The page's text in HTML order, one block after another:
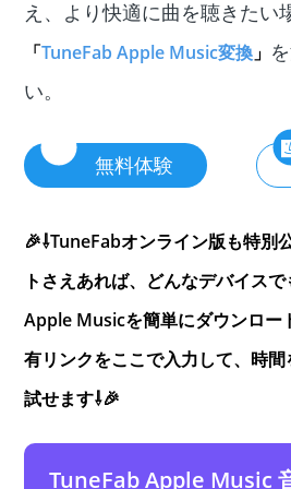
え、より快適に曲を聴きたい
「TuneFab Apple Music変換 」
い。
無料体験
🎉⇩TuneFabオンライン版も特別
トさえあれば、どんなデバイス
Apple Musicを簡単にダウンロー
有リンクをここで入力して、時
試せます⇩🎉
TuneFab Apple Music